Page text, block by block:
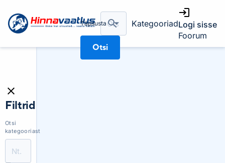
Täpsusta
Otsi
KategooriadLogi sisse
Foorum
Filtrid
Otsi
kategooriast